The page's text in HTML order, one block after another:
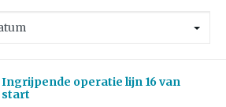
Ingrijpende operatie lijn 16 van
start